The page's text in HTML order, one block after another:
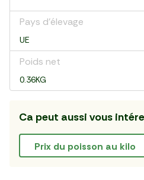
Pays d’élevage
UE
Poids net
0.36KG
Ca peut aussi vous
prix du poisson au kilo